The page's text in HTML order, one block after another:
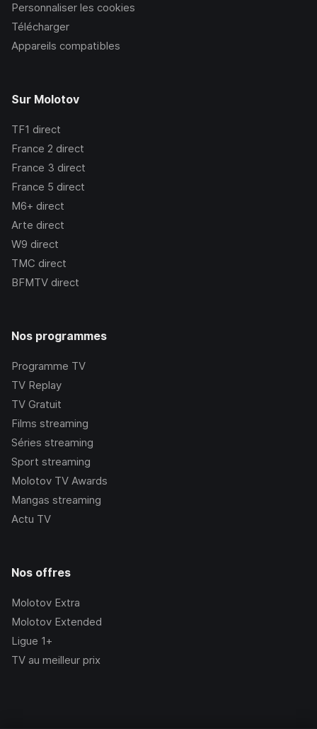
Personnaliser les cookies
Télécharger
Appareils compatibles
Sur Molotov
TF1 direct
France 2 direct
France 3 direct
France 5 direct
M6+ direct
Arte direct
W9 direct
TMC direct
BFMTV direct
Nos programmes
Programme TV
TV Replay
TV Gratuit
Films streaming
Séries streaming
Sport streaming
Molotov TV Awards
Mangas streaming
Actu TV
Nos offres
Molotov Extra
Molotov Extended
Ligue 1+
TV au meilleur prix